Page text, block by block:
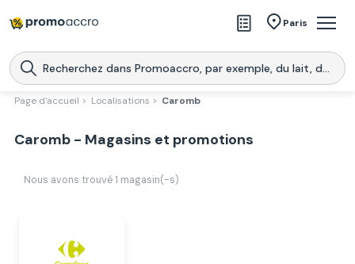
Paris
Magasins
Produits
Promoaccro
Page d'accueil > Localisations > Caromb
Caromb - Magasins et promotions
Nous avons trouvé 1 magasin(-s)